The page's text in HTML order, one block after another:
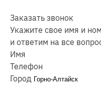
Заказать звонок
Укажите свое имя и
и ответим на все
Имя
Телефон
Город